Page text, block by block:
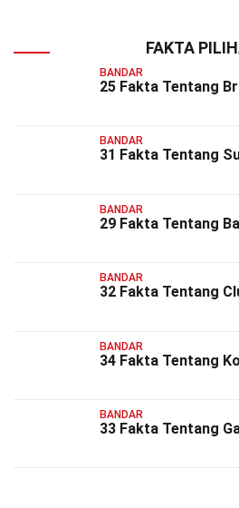
FAKTA
BANDAR
25 Fakta Tentang
BANDAR
31 Fakta Tentang
BANDAR
29 Fakta Tentang
BANDAR
32 Fakta Tentang
BANDAR
34 Fakta Tentang
BANDAR
33 Fakta Tentang